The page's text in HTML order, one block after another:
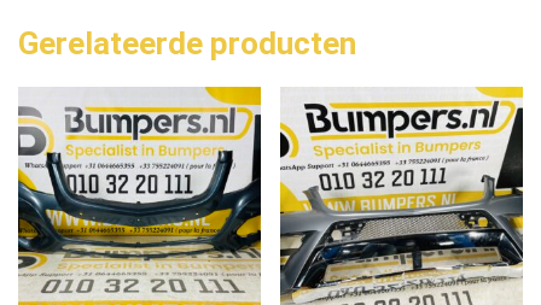
Gerelateerde producten